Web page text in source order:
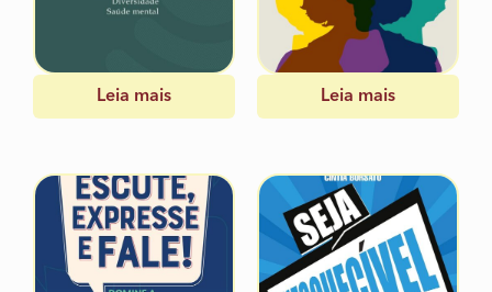
Leia mais Leia mais